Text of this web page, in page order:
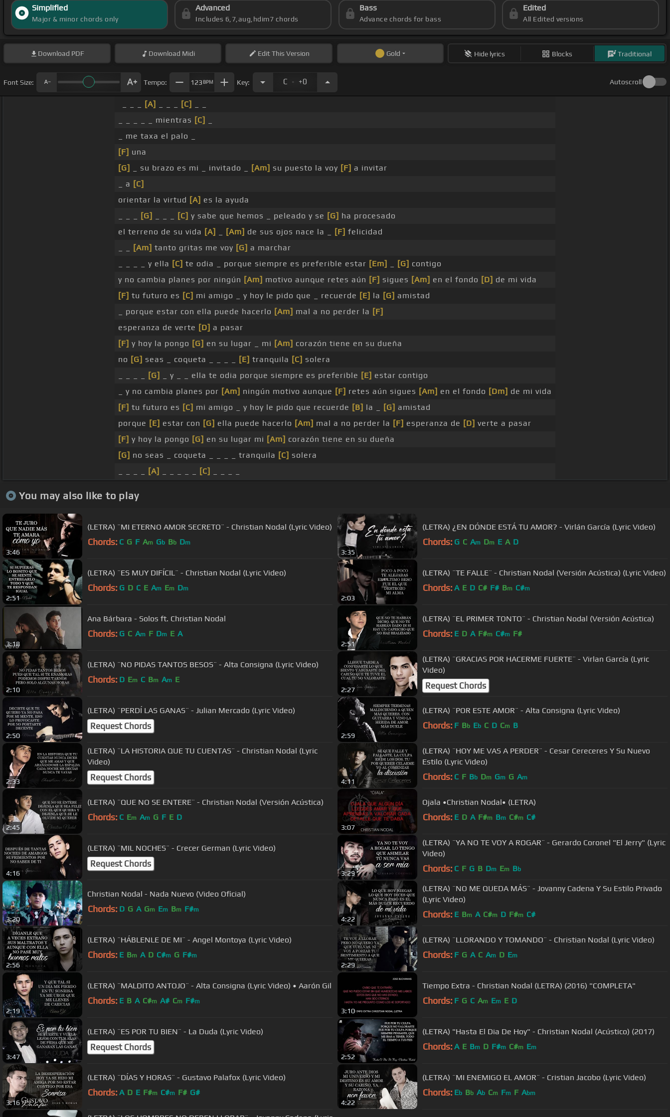
Simplified
Major & minor chords only
Advanced
Includes 6,7,aug,hdim7 chords
Bass
Advance chords for bass
Edited
All Edited versions
Download PDF Download Midi EditThis Version Gold Hide lyrics Blocks Traditional
Font Size: Tempo: 123 BPM Key: C . +0 Autoscroll
[A] [C]
_ _ _ _ _ mientras [C]
_ me taxa el palo _
[F] una
[G]
_ su brazo es mi _ invitado _ [Am] su puesto la voy [F] a invitar
_ a [C]
orientar la virtud [A] es la ayuda
[G] [C] y sabe que hemos _ peleado y se [G] ha procesado
el terreno de su vida [A] [Am] de sus ojos nace la _ [F] felicidad
[Am] tanto gritas me voy [G] a marchar
_ _ _ _ y ella [C] te odia _ porque siempre es preferible estar [Em] [G] contigo
y no cambia planes por ningún [Am] motivo aunque retes aún [F] sigues [Am] en el fondo [D] de mi vida
[F] tu futuro es [C] mi amigo _ y hoy le pido que _ recuerde [E] la [G] amistad
_ porque estar con ella puede hacerlo [Am] mal a no perder la [F]
esperanza de verte [D] a pasar
[F] y hoy la pongo [G] en su lugar _ mi [Am] corazón tiene en su dueña
no [G] seas _ coqueta _ _ _ _ [E] tranquila [C] solera
[G] _ y _ _ ella te odia porque siempre es preferible [E] estar contigo
_ y no cambia planes por [Am] ningún motivo aunque [F] retes aún sigues [Am] en el fondo [Dm] de mi vida
[F] tu futuro es [C] mi amigo _ y hoy le pido que recuerde [B] la _ [G] amistad
porque [E] estar con [G] ella puede hacerlo [Am] mal a no perder la [F] esperanza de [D] verte a pasar
[F] y hoy la pongo [G] en su lugar mi [Am] corazón tiene en su dueña
[G] no seas _ coqueta _ _ _ _ tranquila [C] solera
[A] [C]
You may also like to play
3:46
(LETRA) ¨MI ETERNO AMOR SECRETO¨ - Christian Nodal (Lyric Video)
Chords: C G F Am Gb Bb Dm
3:35
(LETRA) ¿EN DÓNDE ESTÁ TU AMOR? - Virlán García (Lyric Video)
Chords: G C Am Dm E A D
2:51
(LETRA) ¨ES MUY DIFÍCIL¨ - Christian Nodal (Lyric Video)
Chords: G D C E Am Em Dm
2:03
(LETRA) ¨TE FALLE¨ - Christian Nodal (Versión Acústica) (Lyric Video)
Chords: A E D C# F# Bm C#m
3:18
Ana Bárbara - Solos ft. Christian Nodal
Chords: G C Am F Dm E A
2:51
(LETRA) ¨EL PRIMER TONTO¨ - Christian Nodal (Versión Acústica)
Chords: E D A F#m C#m F#
2:10
(LETRA) ¨NO PIDAS TANTOS BESOS¨ - Alta Consigna (Lyric Video)
Chords: D Em C Bm Am E
2:27
(LETRA) ¨GRACIAS POR HACERME FUERTE¨ - Virlan García (Lyric
Video)
Request Chords
2:50
(LETRA) ¨PERDÍ LAS GANAS¨ - Julian Mercado (Lyric Video)
Request Chords
2:59
(LETRA) ¨POR ESTE AMOR¨ - Alta Consigna (Lyric Video)
Chords: F Bb Eb C D Cm B
2:33
(LETRA) ¨LA HISTORIA QUE TU CUENTAS¨ - Christian Nodal (Lyric
Video)
Request Chords 4:11
(LETRA) ¨HOY ME VAS A PERDER¨ - Cesar Cereceres Y Su Nuevo
Estilo (Lyric Video)
Chords: C F Bb Dm Gm G Am
2:45
(LETRA) ¨QUE NO SE ENTERE¨ - Christian Nodal (Versión Acústica)
Chords: C Em Am G F E D
3:07
Ojala •Christian Nodal• (LETRA)
Chords: E D A F#m Bm C#m C#
4:16
(LETRA) ¨MIL NOCHES¨ - Crecer German (Lyric Video)
Request Chords
3:29
(LETRA) ¨YA NO TE VOY A ROGAR¨ - Gerardo Coronel "El Jerry" (Lyric
Video)
Chords: C F G B Dm Em Bb
3:20
Christian Nodal - Nada Nuevo (Video Oficial)
Chords: D G A Gm Em Bm F#m
4:22
(LETRA) ¨NO ME QUEDA MÁS¨ - Jovanny Cadena Y Su Estilo Privado
(Lyric Video)
Chords: E Bm A C#m D F#m C#
2:56
(LETRA) ¨HÁBLENLE DE MI¨ - Angel Montoya (Lyric Video)
Chords: E Bm A D C#m G F#m
2:29
(LETRA) ¨LLORANDO Y TOMANDO¨ - Christian Nodal (Lyric Video)
Chords: F G A C Am D Em
2:19
(LETRA) ¨MALDITO ANTOJO¨ - Alta Consigna (Lyric Video) • Aarón Gil
Chords: E B A C#m A# Cm F#m
3:10
Tiempo Extra - Christian Nodal (LETRA) (2016) "COMPLETA"
Chords: F G C Am Em E D
3:47
(LETRA) ¨ES POR TU BIEN¨ - La Duda (Lyric Video)
Request Chords
2:52
(LETRA) "Hasta El Dia De Hoy" - Christian Nodal (Acústico) (2017)
Chords: A E Bm D F#m C#m Em
3:16
(LETRA) ¨DÍAS Y HORAS¨ - Gustavo Palafox (Lyric Video)
Chords: A D E F#m C#m F# G#
4:22
(LETRA) ¨MI ENEMIGO EL AMOR¨ - Cristian Jacobo (Lyric Video)
Chords: Eb Bb Ab Cm Fm F Abm